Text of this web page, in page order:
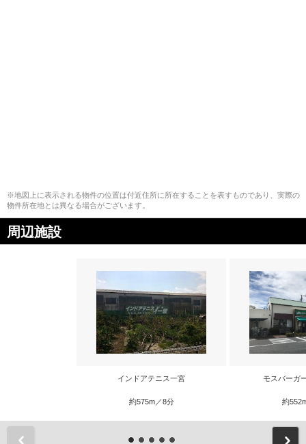
※地図上に表示される物件の位置は付近住所に所在することを表すものであり、実際の
物件所在地とは異なる場合がございます。
周辺施設
インドアテニス一宮
約575m／8分
モスバーガ
約